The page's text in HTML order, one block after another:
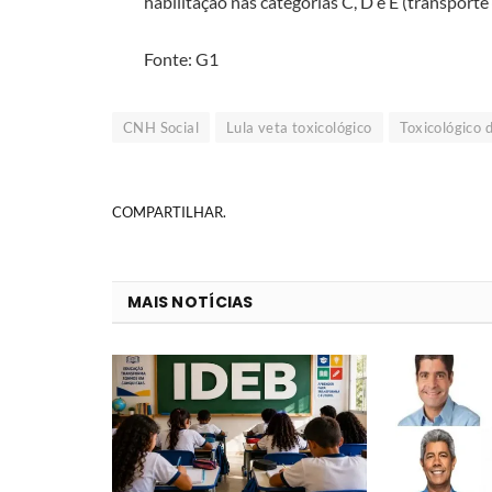
Fonte: G1
CNH Social Lula veta toxicológico Toxicológico
COMPARTILHAR.
MAIS NOTÍCIAS